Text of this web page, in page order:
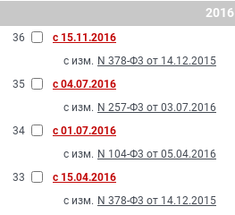
2016
36
с 15.11.2016
с изм. N 378-Ф3 от 14.12.2015
35
с 04.07.2016
с изм. N 257-Ф3 от 03.07.2016
34
с 01.07.2016
с изм. N 104-Ф3 от 05.04.2016
33
с 15.04.2016
с изм. N 378-Ф3 от 14.12.2015